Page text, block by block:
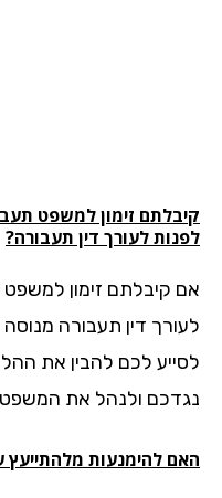
זימון למשפטתעבורה
לעורך דין תעבורה?
קיבלתם זימון למשפט
דין תעבורה מנוסה
לכם להבין את ההליך
ולנהל את המשפט
להימנעות מלהתייעץ עם